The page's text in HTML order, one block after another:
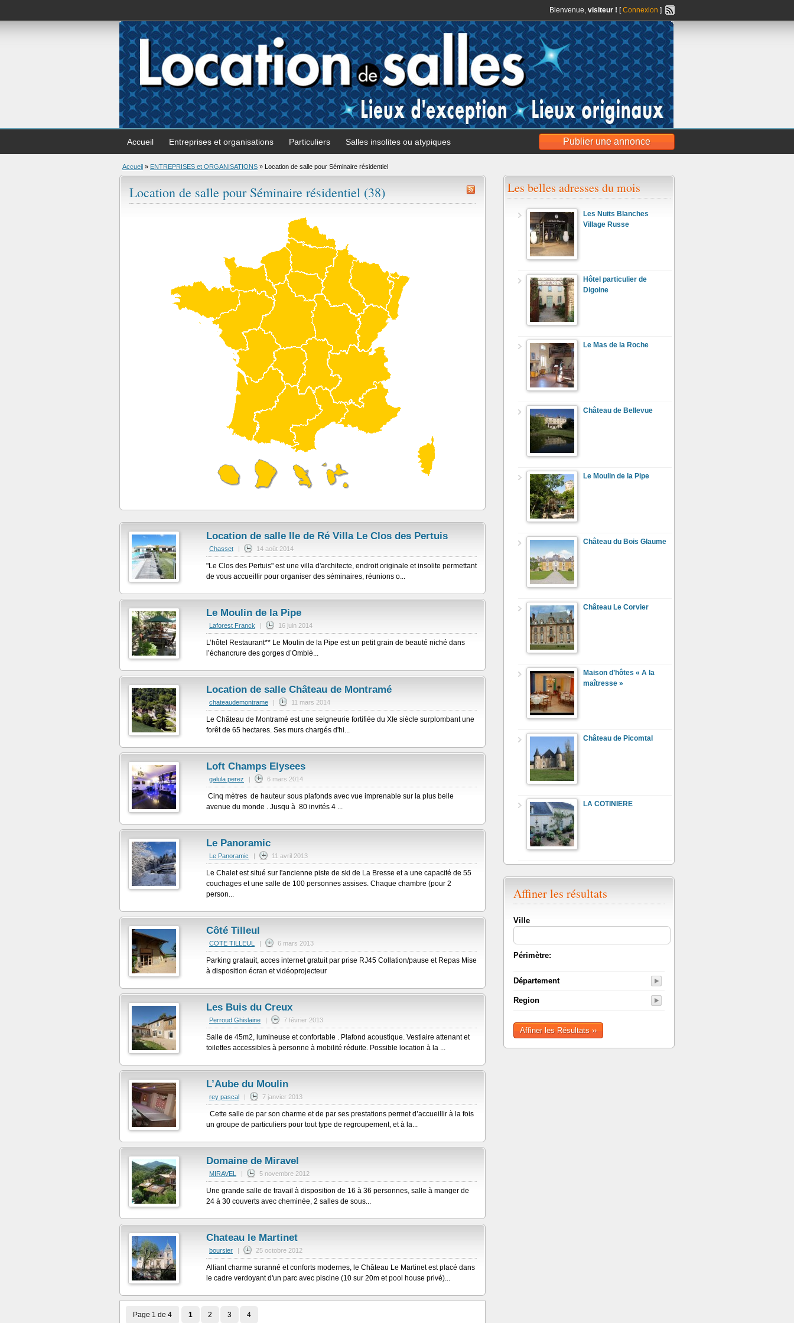
Bienvenue, visiteur ! [Connexion ]
Publier une annonce
Accueil Entreprises et organisations Particuliers Salles insolites ou atypiques
Accueil » ENTREPRISES et ORGANISATIONS » Location de salle pour Séminaire résidentiel
Location de salle pour Séminaire résidentiel (38)
Location de salle Ile de Ré Villa Le Clos des Pertuis
Chasset | 14 août 2014
"Le Clos des Pertuis" est une villa d'architecte, endroit originale et insolite permettant
de vous accueillir pour organiser des séminaires, réunions o...
Le Moulin de la Pipe
Laforest Franck | 16 juin 2014
L’hôtel Restaurant** Le Moulin de la Pipe est un petit grain de beauté niché dans
l’échancrure des gorges d’Omblè...
Location de salle Château de Montramé
chateaudemontrame | 11 mars 2014
Le Château de Montramé est une seigneurie fortifiée du XIe siècle surplombant une
forêt de 65 hectares. Ses murs chargés d'hi...
Loft Champs Elysees
galula perez | 6 mars 2014
Cinq mètres de hauteur sous plafonds avec vue imprenable sur la plus belle
avenue du monde . Jusqu à 80 invités 4 ...
Le Panoramic
Le Panoramic | 11 avril 2013
Le Chalet est situé sur l'ancienne piste de ski de La Bresse et a une capacité de 55
couchages et une salle de 100 personnes assises. Chaque chambre (pour 2
person...
Côté Tilleul
COTE TILLEUL | 6 mars 2013
Parking gratauit, acces internet gratuit par prise RJ45 Collation/pause et Repas Mise
à disposition écran et vidéoprojecteur
Les Buis du Creux
Perroud Ghislaine | 7 février 2013
Salle de 45m2, lumineuse et confortable . Plafond acoustique. Vestiaire attenant et
toilettes accessibles à personne à mobilité réduite. Possible location à la ...
L’Aube du Moulin
rey pascal | 7 janvier 2013
Cette salle de par son charme et de par ses prestations permet d’accueillir à la fois
un groupe de particuliers pour tout type de regroupement, et à la...
Domaine de Miravel
MIRAVEL | 5 novembre 2012
Une grande salle de travail à disposition de 16 à 36 personnes, salle à manger de
24 à 30 couverts avec cheminée, 2 salles de sous...
Chateau le Martinet
boursier | 25 octobre 2012
Alliant charme suranné et conforts modernes, le Château Le Martinet est placé dans
le cadre verdoyant d'un parc avec piscine (10 sur 20m et pool house privé)...
Page 1 de 4 1 2 3 4
Les belles adresses du mois
Les Nuits Blanches
Village Russe
Hôtel particulier de
Digoine
Le Mas de la Roche
Château de Bellevue
Le Moulin de la Pipe
Château du Bois Glaume
Château Le Corvier
Maison d’hôtes « A la
maîtresse »
Château de Picomtal
LA COTINIERE
Affiner les résultats
Ville
Périmètre:
Département
Region
Affiner les Résultats ››